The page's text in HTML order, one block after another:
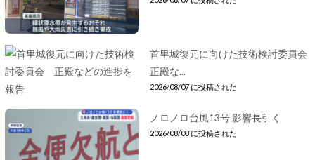
首里城復元に向けた技術検討委員会
正殿な...
2026/08/07 に投稿された
ノロノロ台風13号 影響長引く
2026/08/08 に投稿された